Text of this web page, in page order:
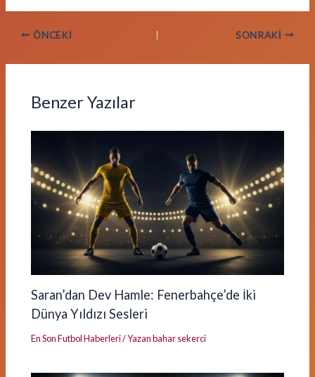
ÖNCEKI SONRAKI
Benzer Yazılar
Saran’dan Dev Hamle: Fenerbahçe’de İki
Dünya Yıldızı Sesleri
En Son Futbol Haberleri/ Yazan bahar sekerci